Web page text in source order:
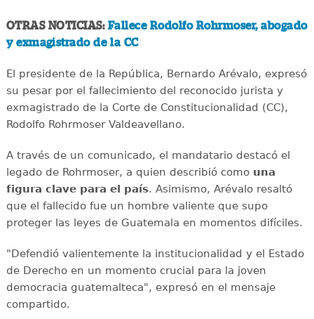
OTRAS NOTICIAS: Fallece Rodolfo Rohrmoser, abogado
y exmagistrado de la CC
El presidente de la República, Bernardo Arévalo, expresó
su pesar por el fallecimiento del reconocido jurista y
exmagistrado de la Corte de Constitucionalidad (CC),
Rodolfo Rohrmoser Valdeavellano.
A través de un comunicado, el mandatario destacó el
legado de Rohrmoser, a quien describió comouna
figura clave para el país. Asimismo, Arévalo resaltó
que el fallecido fue un hombre valiente que supo
proteger las leyes de Guatemala en momentos difíciles.
"Defendió valientemente la institucionalidad y el Estado
de Derecho en un momento crucial para la joven
democracia guatemalteca", expresó en el mensaje
compartido.